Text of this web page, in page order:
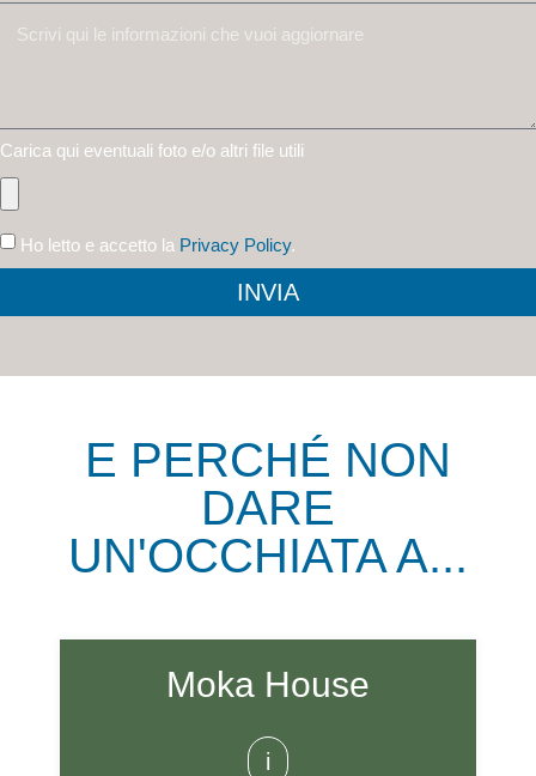
Carica qui eventuali foto e/o altri file utili
Ho letto e accetto la Privacy Policy.
INVIA
E PERCHÉ NON
DARE
UN'OCCHIATA A...
Moka House
i